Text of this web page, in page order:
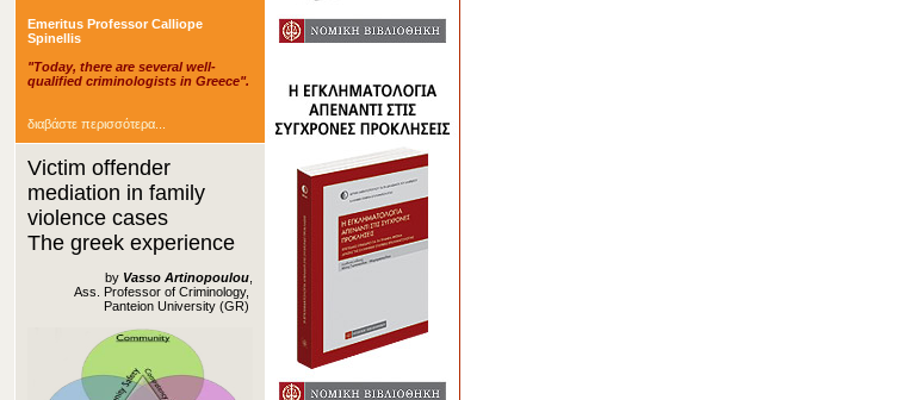
Emeritus Professor Calliope
Spinellis
"Today, there are several well-
qualified criminologists in Greece".
διαβάστε περισσότερα...
Victim offender
mediation in family
violence cases
The greek experience
by Vasso Artinopoulou
Ass. Professor of Criminology,
Panteion University (GR)